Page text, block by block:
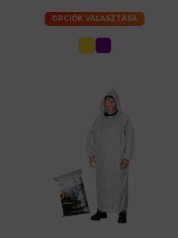
OPCIÓK VÁLASZTÁSA